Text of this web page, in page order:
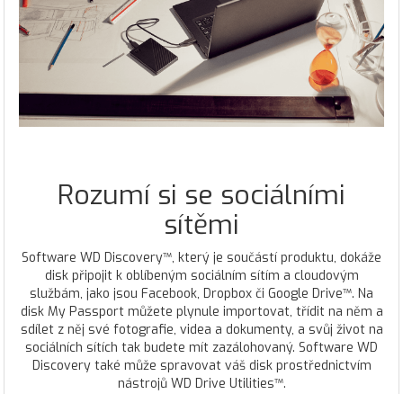
Rozumí si se sociálními
sítěmi
Software WD Discovery™, který je součástí produktu, dokáže
disk připojit k oblíbeným sociálním sítím a cloudovým
službám, jako jsou Facebook, Dropbox či Google Drive™. Na
disk My Passport můžete plynule importovat, třídit na něm a
sdílet z něj své fotografie, videa a dokumenty, a svůj život na
sociálních sítích tak budete mít zazálohovaný. Software WD
Discovery také může spravovat váš disk prostřednictvím
nástrojů WD Drive Utilities™.